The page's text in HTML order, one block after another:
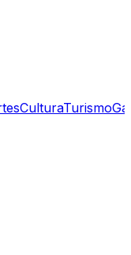
CulturaTurismo